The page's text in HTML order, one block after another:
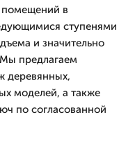
помещений в
ступенями
и значительно
предлагаем
деревянных,
моделей, а также
по согласованной